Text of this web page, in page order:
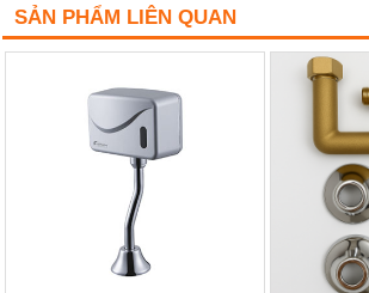
SẢN PHẨM LIÊN QUAN